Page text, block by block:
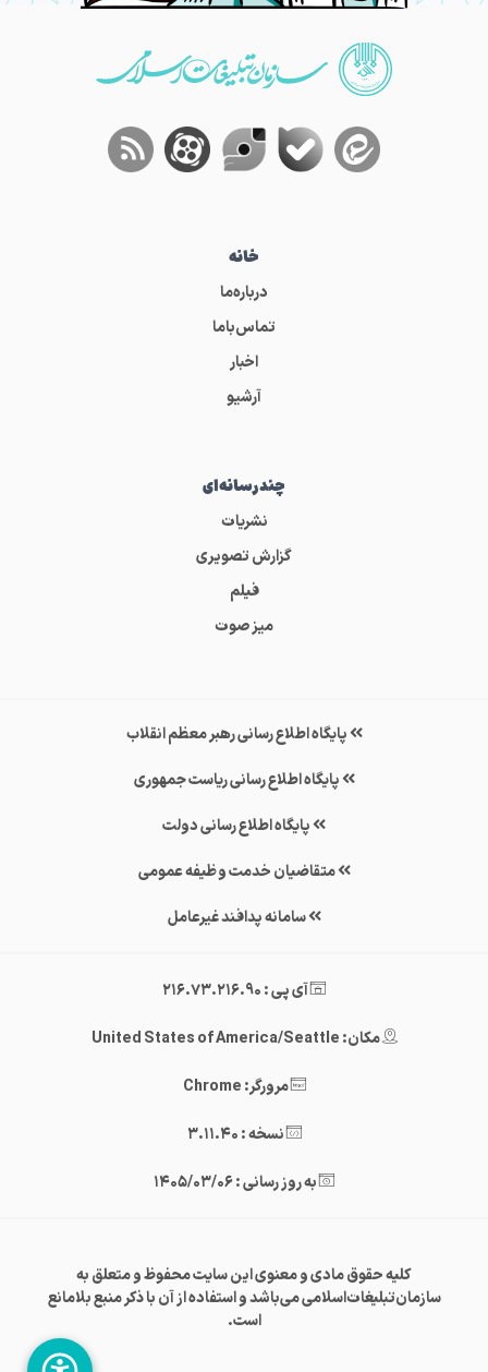
خانه
درباره‌ما
تماس‌باما
اخبار
آرشیو
چندرسانه‌ای
نشریات
گزارش تصویری
فیلم
میز صوت
پایگاه اطلاع رسانی رهبر معظم انقلاب
پایگاه اطلاع رسانی ریاست جمهوری
پایگاه اطلاع رسانی دولت
متقاضیان خدمت وظیفه عمومی
سامانه پدافند غیرعامل
آی پی : 216.73.216.90
مکان: United States of America/Seattle
مرورگر: Chrome
نسخه : 3.11.40
به روز رسانی : 1405/03/06
کلیه حقوق مادی و معنوی این سایت محفوظ و متعلق به
سازمان‌تبلیغات‌اسلامی می‌باشد و استفاده از آن با ذکر منبع بلامانع
است.